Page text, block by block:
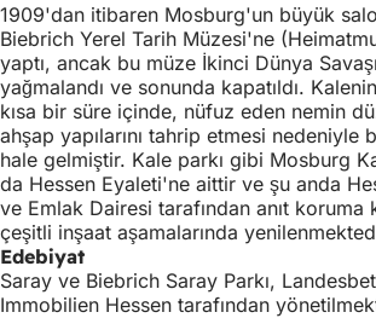
1909'dan itibaren Mosburg'un büyük
Biebrich Yerel Tarih Müzesi'ne
yaptı, ancak bu müze İkinci Dünya Savaşı
yağmalandı ve sonunda kapatıldı.
kısa bir süre içinde, nüfuz eden nemin
ahşap yapılarını tahrip etmesi nedeniyle
hale gelmiştir. Kale parkı gibi Mosburg
da Hessen Eyaleti'ne aittir ve şu anda
ve Emlak Dairesi tarafından anıt
çeşitli inşaat aşamalarında
Edebiyat
Saray ve Biebrich Saray Parkı,
Immobilien Hessen tarafından